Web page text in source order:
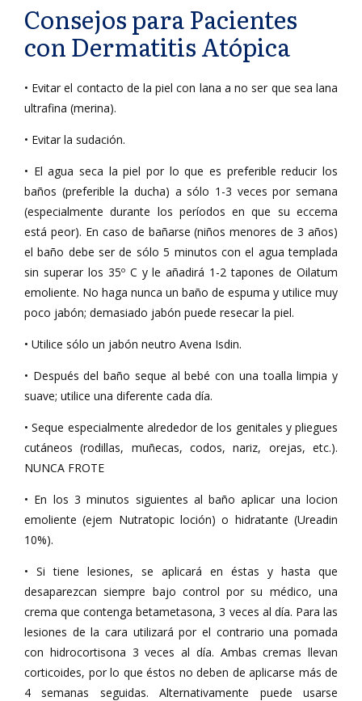
Consejos para Pacientes
con Dermatitis Atópica
• Evitar el contacto de la piel con lana a no ser que sea lana
ultrafina (merina).
• Evitar la sudación.
• El agua seca la piel por lo que es preferible reducir los
baños (preferible la ducha) a sólo 1-3 veces por semana
(especialmente durante los períodos en que su eccema
está peor). En caso de bañarse (niños menores de 3 años)
el baño debe ser de sólo 5 minutos con el agua templada
sin superar los 35º C y le añadirá 1-2 tapones de Oilatum
emoliente. No haga nunca un baño de espuma y utilice muy
poco jabón; demasiado jabón puede resecar la piel.
• Utilice sólo un jabón neutro Avena Isdin.
• Después del baño seque al bebé con una toalla limpia y
suave; utilice una diferente cada día.
• Seque especialmente alrededor de los genitales y pliegues
cutáneos (rodillas, muñecas, codos, nariz, orejas, etc.).
NUNCA FROTE
• En los 3 minutos siguientes al baño aplicar una locion
emoliente (ejem Nutratopic loción) o hidratante (Ureadin
10%).
• Si tiene lesiones, se aplicará en éstas y hasta que
desaparezcan siempre bajo control por su médico, una
crema que contenga betametasona, 3 veces al día. Para las
lesiones de la cara utilizará por el contrario una pomada
con hidrocortisona 3 veces al día. Ambas cremas llevan
corticoides, por lo que éstos no deben de aplicarse más de
4 semanas seguidas. Alternativamente puede usarse